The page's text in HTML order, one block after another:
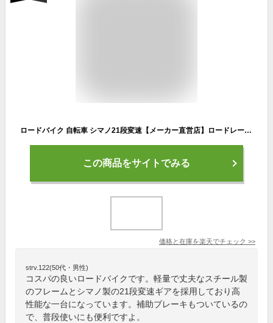
ロードバイク 自転車 シマノ21段変速【メーカー直営店】ロードレーサー スポーツサイクル 27インチ相当 700c 700×28C 2サイズフレーム 軽量 おしゃれ 街乗り グランディール センシティブ Grandir Sensitive
この商品をサイトでみる
価格と在庫を楽天でチェック >>
strv.122(50代・男性)
コスパの良いロードバイクです。軽量で丈夫なスチール製
のフレームとシマノ製の21段変速ギアを採用しており高
性能な一台になっています。補助ブレーキもついているの
で、普段使いにも便利ですよ。